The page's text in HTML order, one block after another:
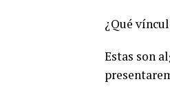
¿Qué
Estas son